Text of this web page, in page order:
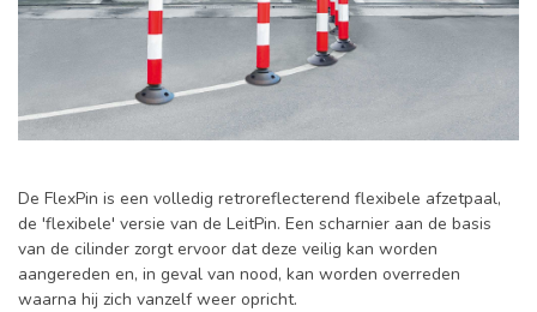
De FlexPin is een volledig retroreflecterend flexibele afzetpaal,
de 'flexibele' versie van de LeitPin. Een scharnier aan de basis
van de cilinder zorgt ervoor dat deze veilig kan worden
aangereden en, in geval van nood, kan worden overreden
waarna hij zich vanzelf weer opricht.